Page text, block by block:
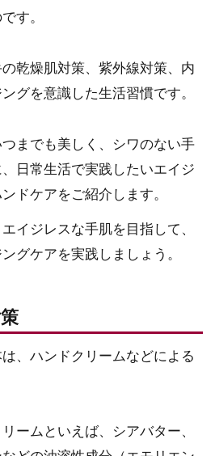
す。
乾燥肌対策、紫外線対策、内
グを意識した生活習慣です。
までも美しく、シワのない手
日常生活で実践したいエイジ
ドケアをご紹介します。
イジレスな手肌を目指して、
グケアを実践しましょう。
、ハンドクリームなどによる
ームといえば、シアバター、